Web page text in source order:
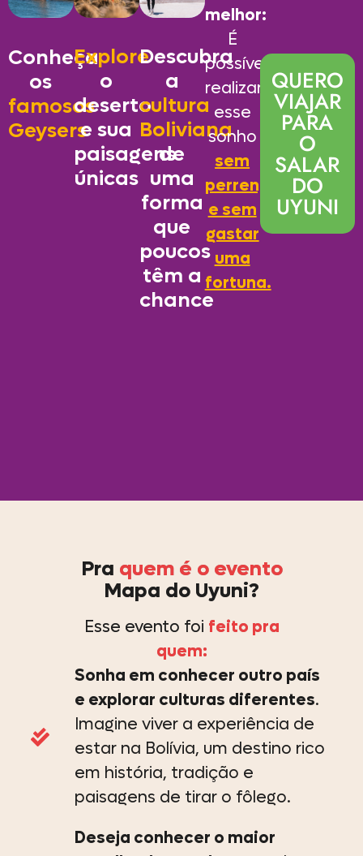
Conheça
os
famosos
Geysers
Explore
o
deserto
e sua
paisagens
únicas
Descubra
a
cultura
Boliviana
de
uma
forma
que
poucos
têm a
chance
melhor:
É
possível
realizar
esse
sonho
sem
perrengue
e sem
gastar
uma
fortuna.
QUERO
VIAJAR
PARA
O
SALAR
DO
UYUNI
Pra quem é o evento
Mapa do Uyuni?
Esse evento foi feito pra
quem:
Sonha em conhecer outro país
e explorar culturas diferentes.
Imagine viver a experiência de
estar na Bolívia, um destino rico
em história, tradição e
paisagens de tirar o fôlego.
Deseja conhecer o maior